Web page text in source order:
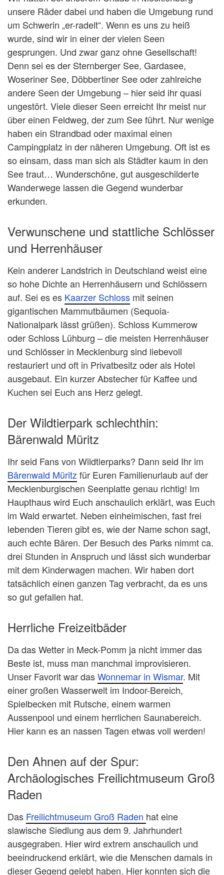
unsere Räder dabei und haben die Umgebung rund
um Schwerin „er-radelt“. Wenn es uns zu heiß
wurde, sind wir in einer der vielen Seen
gesprungen. Und zwar ganz ohne Gesellschaft!
Denn sei es der Sternberger See, Gardasee,
Woseriner See, Döbbertiner See oder zahlreiche
andere Seen der Umgebung – hier seid ihr quasi
ungestört. Viele dieser Seen erreicht Ihr meist nur
über einen Feldweg, der zum See führt. Nur wenige
haben ein Strandbad oder maximal einen
Campingplatz in der näheren Umgebung. Oft ist es
so einsam, dass man sich als Städter kaum in den
See traut… Wunderschöne, gut ausgeschilderte
Wanderwege lassen die Gegend wunderbar
erkunden.
Verwunschene und stattliche Schlösser
und Herrenhäuser
Kein anderer Landstrich in Deutschland weist eine
so hohe Dichte an Herrenhäusern und Schlössern
auf. Sei es es Kaarzer Schloss mit seinen
gigantischen Mammutbäumen (Sequoia-
Nationalpark lässt grüßen). Schloss Kummerow
oder Schloss Lühburg – die meisten Herrenhäuser
und Schlösser in Mecklenburg sind liebevoll
restauriert und oft in Privatbesitz oder als Hotel
ausgebaut. Ein kurzer Abstecher für Kaffee und
Kuchen sei Euch ans Herz gelegt.
Der Wildtierpark schlechthin:
Bärenwald Müritz
Ihr seid Fans von Wildtierparks? Dann seid Ihr im
Bärenwald Müritz für Euren Familienurlaub auf der
Mecklenburgischen Seenplatte genau richtig! Im
Haupthaus wird Euch anschaulich erklärt, was Euch
im Wald erwartet. Neben einheimischen, fast frei
lebenden Tieren gibt es, wie der Name schon sagt,
auch echte Bären. Der Besuch des Parks nimmt ca.
drei Stunden in Anspruch und lässt sich wunderbar
mit dem Kinderwagen machen. Wir haben dort
tatsächlich einen ganzen Tag verbracht, da es uns
so gut gefallen hat.
Herrliche Freizeitbäder
Da das Wetter in Meck-Pomm ja nicht immer das
Beste ist, muss man manchmal improvisieren.
Unser Favorit war dasWonnemar in Wismar. Mit
einer großen Wasserwelt im Indoor-Bereich,
Spielbecken mit Rutsche, einem warmen
Aussenpool und einem herrlichen Saunabereich.
Hier kann es an nassen Tagen etwas voll werden!
Den Ahnen auf der Spur:
Archäologisches Freilichtmuseum Groß
Raden
Das Freilichtmuseum Groß Raden hat eine
slawische Siedlung aus dem 9. Jahrhundert
ausgegraben. Hier wird extrem anschaulich und
beeindruckend erklärt, wie die Menschen damals in
dieser Gegend gelebt haben. Hier konnten sich die